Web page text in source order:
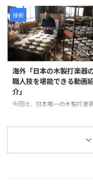
の工程 まず、仏師による木彫
の原型制作から始まります。 仏
師は木材から仏像を一体ずつ
...
に拠点を置き、1929年に設立
れて以来、90年以上にわたり船
舶用プロペラを製造しています
製造プロセスは以下のように
ます。最初に砂型に砂を詰め
分なガスを抜いて準備します
の後、砂型を反転させて次の
に備えます。 次に、インゴッ
と呼ばれる金属塊を溶解炉に入
て溶かします。溶解中には不純
を除去し、温度を適切に管理
型から鋳造物を取り出しま ...
技術
2024/
海外「日本の木製打楽器
職人技を堪能できる動画
介」
今回は、日本唯一の木製打楽
タンバリンや他の打楽器の製
ロセスを見ることができます